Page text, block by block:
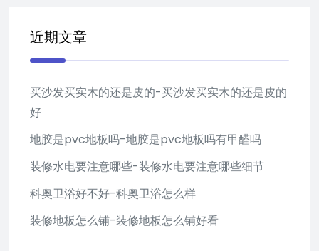
近期文章
买沙发买实木的还是皮的-买沙发买实木的还是皮的
好
地胶是pvc地板吗-地胶是pvc地板吗有甲醛吗
装修水电要注意哪些-装修水电要注意哪些细节
科奥卫浴好不好-科奥卫浴怎么样
装修地板怎么铺-装修地板怎么铺好看